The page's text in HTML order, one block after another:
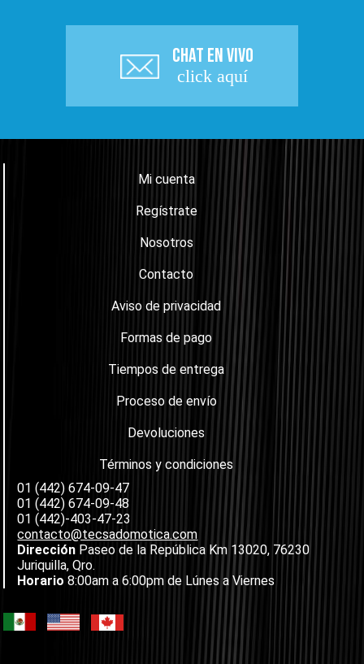
CHAT EN VIVO
click aquí
Mi cuenta
Regístrate
Nosotros
Contacto
Aviso de privacidad
Formas de pago
Tiempos de entrega
Proceso de envío
Devoluciones
Términos y condiciones
01 (442) 674-09-47
01 (442) 674-09-48
01 (442)-403-47-23
contacto@tecsadomotica.com
Dirección Paseo de la República Km 13020, 76230
Juriquilla, Qro.
Horario 8:00am a 6:00pm de Lúnes a Viernes